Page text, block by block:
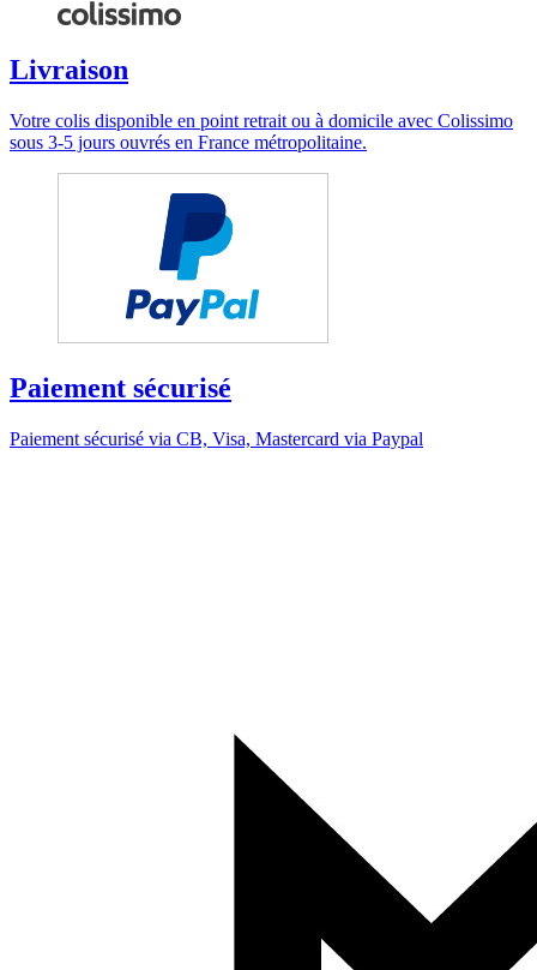
Livraison
Votre colis disponible en point retrait ou à domicile avec Colissimo
sous 3-5 jours ouvrés en France métropolitaine.
Paiement sécurisé
Paiement sécurisé via CB, Visa, Mastercard via Paypal